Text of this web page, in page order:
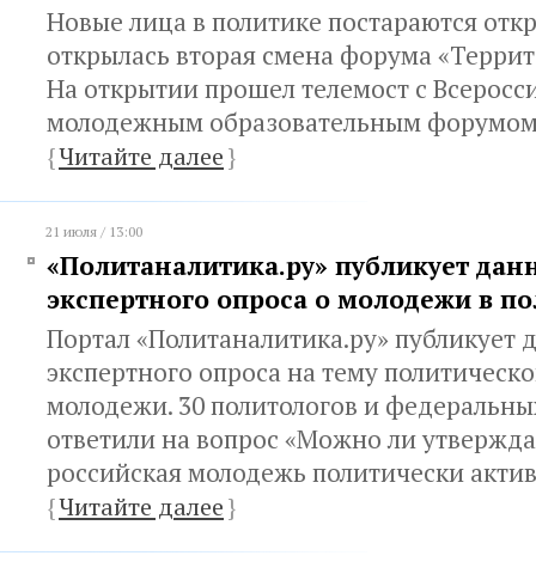
Новые лица в политике постараются
открылась вторая смена форума
На открытии прошел телемост с
молодежным образовательным
{Читайте далее}
21 июля / 13:00
«Политаналитика.ру» публикует
экспертного опроса о молодежи в
Портал «Политаналитика.ру» публикует
экспертного опроса на тему
молодежи. 30 политологов и
ответили на вопрос «Можно ли
российская молодежь политически
{Читайте далее}